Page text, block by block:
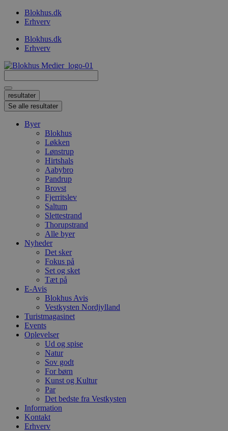
VidereBlokhus.dk
Erhverv
Blokhus.dk
Erhverv
...
resultater
Se alle resultater
Byer
Blokhus
Løkken
Lønstrup
Hirtshals
Aabybro
Pandrup
Brovst
Fjerritslev
Saltum
Slettestrand
Thorupstrand
Alle byer
Nyheder
Det sker
Fokus på
Set og sket
Tæt på
E-Avis
Blokhus Avis
Vestkysten Nordjylland
Turistmagasinet
Events
Oplevelser
Ud og spise
Natur
Sov godt
For børn
Kunst og Kultur
Par
Det bedste fra Vestkysten
Information
Kontakt
Erhverv